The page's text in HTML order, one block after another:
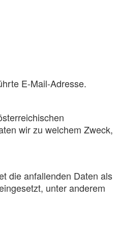
E-Mail-Adresse.
wir zu welchem Zweck,
die anfallenden Daten als
unter anderem